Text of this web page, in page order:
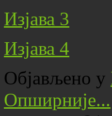
Изјава 3
Изјава 4
Објављено у
Опширније...